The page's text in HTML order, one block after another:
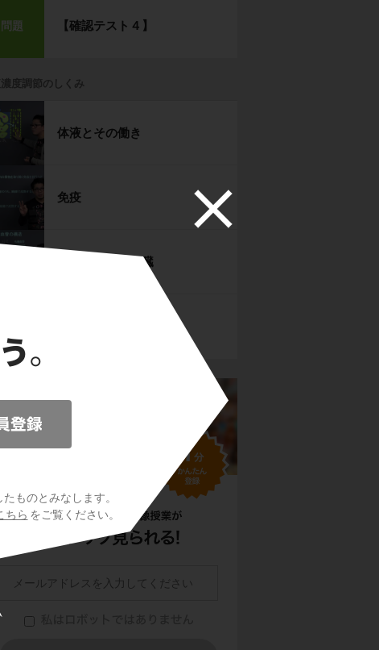
ものとみなします。
ちら をご覧ください。
問題 【確認テスト４】
度調節のしくみ
体液とその働き
免疫
体液の循環と肝臓